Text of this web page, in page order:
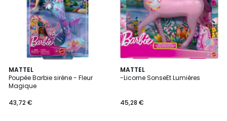
MATTEL
Poupée Barbie sirène - Fleur
Magique
43,72 €
4,4
/ 5
MATTEL
-Licorne SonseEt Lumières
45,28 €